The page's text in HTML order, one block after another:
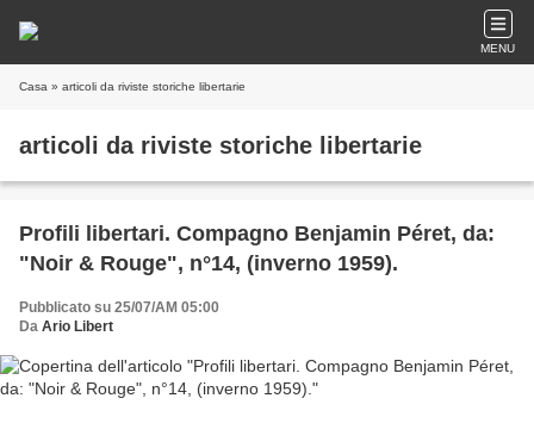
MENU
Casa » articoli da riviste storiche libertarie
articoli da riviste storiche libertarie
Profili libertari. Compagno Benjamin Péret, da:
"Noir & Rouge", n°14, (inverno 1959).
Pubblicato su 25/07/AM 05:00
Da Ario Libert